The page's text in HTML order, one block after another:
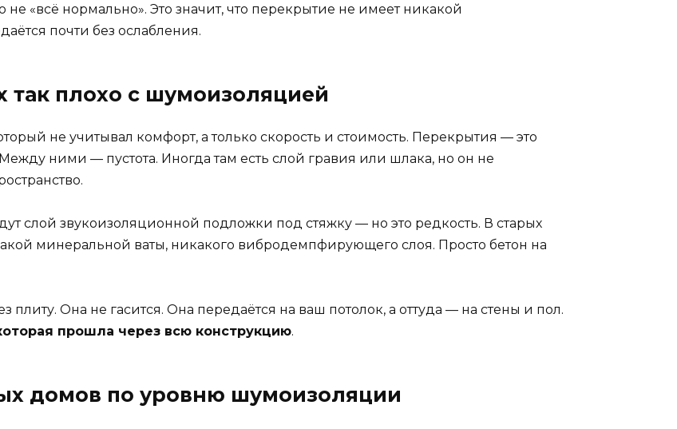
«всё нормально». Это значит, что перекрытие не имеет никакой
почти без ослабления.
так плохо с шумоизоляцией
не учитывал комфорт, а только скорость и стоимость. Перекрытия — это
ними — пустота. Иногда там есть слой гравия или шлака, но он не
слой звукоизоляционной подложки под стяжку — но это редкость. В старых
минеральной ваты, никакого вибродемпфирующего слоя. Просто бетон на
плиту. Она не гасится. Она передаётся на ваш потолок, а оттуда — на стены и пол.
прошла через всю конструкцию.
домов по уровню шумоизоляции